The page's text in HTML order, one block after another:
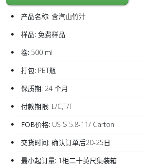
产品名称: 含汽山竹汁
样品: 免费样品
卷: 500 ml
打包: PET瓶
保质期: 24 个月
付款期限: L/C,T/T
FOB价格: US $ 5.8-11/ Carton
交货时间: 确认订单后20-25日
最小起订量: 1柜二十英尺集装箱